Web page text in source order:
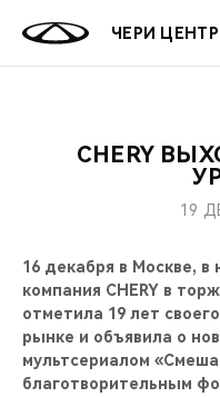
ЧЕРИ
КРОССОВЕРЫ
СЕДАНЫ
КРЕДИТ И СТРАХОВАНИЕ
ЗАПЧАСТИ И АКСЕССУАРЫ
ПОДДЕРЖКА
CHERY CONNECT
О БРЕНДЕ
CHERY В СОЦСЕТЯХ
ЛЮДИ CHERY
КРЕДИТ
О
МЫ В СОЦСЕТЯХ
CHERY
19
16 декабря в Москве, в
компания CHERY в
отметила 19 лет
рынке и объявила о
мультсериалом
благотворительным